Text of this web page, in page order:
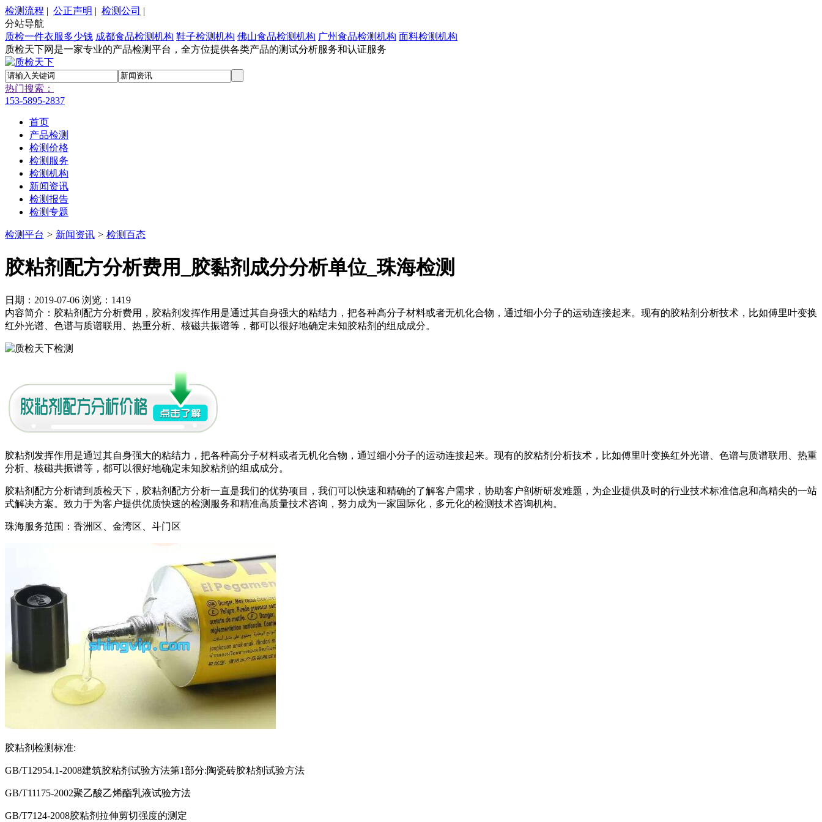
检测流程 | 公正声明 | 检测公司 |
分站导航
质检一件衣服多少钱 成都食品检测机构 鞋子检测机构 佛山食品检测机构 广州食品检测机构 面料检测机构
质检天下网是一家专业的产品检测平台，全方位提供各类产品的测试分析服务和认证服务
热门搜索：
153-5895-2837
首页
产品检测
检测价格
检测服务
检测机构
新闻资讯
检测报告
检测专题
检测平台 > 新闻资讯 > 检测百态
胶粘剂配方分析费用_胶黏剂成分分析单位_珠海检测
日期：2019-07-06 浏览：1419
内容简介：胶粘剂配方分析费用，胶粘剂发挥作用是通过其自身强大的粘结力，把各种高分子材料或者无机化合物，通过细小分子的运动连接起来。现有的胶粘剂分析技术，比如傅里叶变换
红外光谱、色谱与质谱联用、热重分析、核磁共振谱等，都可以很好地确定未知胶粘剂的组成成分。
胶粘剂发挥作用是通过其自身强大的粘结力，把各种高分子材料或者无机化合物，通过细小分子的运动连接起来。现有的胶粘剂分析技术，比如傅里叶变换红外光谱、色谱与质谱联用、热重
分析、核磁共振谱等，都可以很好地确定未知胶粘剂的组成成分。
胶粘剂配方分析请到质检天下，胶粘剂配方分析一直是我们的优势项目，我们可以快速和精确的了解客户需求，协助客户剖析研发难题，为企业提供及时的行业技术标准信息和高精尖的一站
式解决方案。致力于为客户提供优质快速的检测服务和精准高质量技术咨询，努力成为一家国际化，多元化的检测技术咨询机构。
珠海服务范围：香洲区、金湾区、斗门区
胶粘剂检测标准:
GB/T12954.1-2008建筑胶粘剂试验方法第1部分:陶瓷砖胶粘剂试验方法
GB/T11175-2002聚乙酸乙烯酯乳液试验方法
GB/T7124-2008胶粘剂拉伸剪切强度的测定